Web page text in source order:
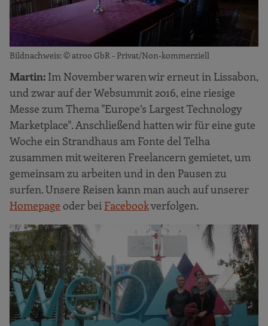
Bildnachweis: © atroo GbR - Privat/Non-kommerziell
Martin: Im November waren wir erneut in Lissabon,
und zwar auf der Websummit 2016, eine riesige
Messe zum Thema "Europe’s Largest Technology
Marketplace". Anschließend hatten wir für eine gute
Woche ein Strandhaus am Fonte del Telha
zusammen mit weiteren Freelancern gemietet, um
gemeinsam zu arbeiten und in den Pausen zu
surfen. Unsere Reisen kann man auch auf unserer
Homepage oder bei Facebookverfolgen.